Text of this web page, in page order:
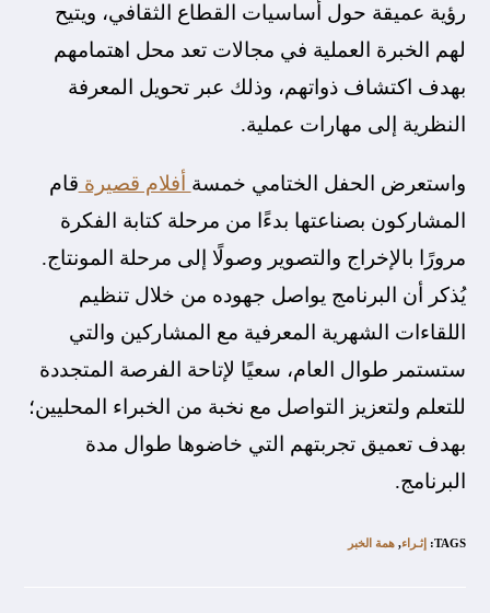
رؤية عميقة حول أساسيات القطاع الثقافي، ويتيح
لهم الخبرة العملية في مجالات تعد محل اهتمامهم
بهدف اكتشاف ذواتهم، وذلك عبر تحويل المعرفة
النظرية إلى مهارات عملية.
واستعرض الحفل الختامي خمسة أفلام قصيرة قام
المشاركون بصناعتها بدءًا من مرحلة كتابة الفكرة
مرورًا بالإخراج والتصوير وصولًا إلى مرحلة المونتاج.
يُذكر أن البرنامج يواصل جهوده من خلال تنظيم
اللقاءات الشهرية المعرفية مع المشاركين والتي
ستستمر طوال العام، سعيًا لإتاحة الفرصة المتجددة
للتعلم ولتعزيز التواصل مع نخبة من الخبراء المحليين؛
بهدف تعميق تجربتهم التي خاضوها طوال مدة
البرنامج.
TAGS
: إثـراء, همة الخبر